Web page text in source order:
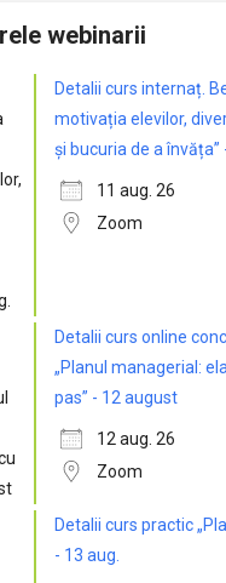
webinarii
Detalii curs internaț.
motivația elevilor,
și bucuria de a învăța”
11 aug. 26
Zoom
Detalii curs online
„Planul managerial:
pas” - 12 august
12 aug. 26
Zoom
Detalii curs practic
- 13 aug.